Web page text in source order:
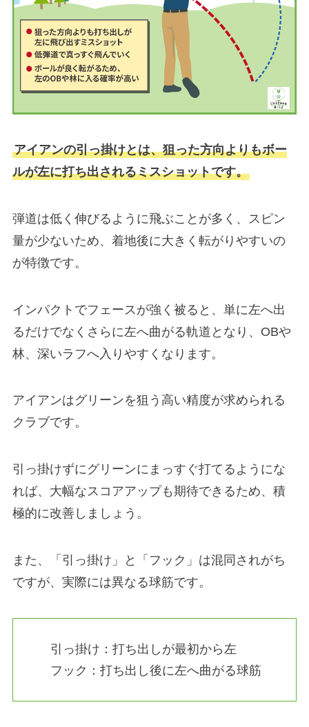
アイアンの引っ掛けとは、狙った方向よりもボー
ルが左に打ち出されるミスショットです。
弾道は低く伸びるように飛ぶことが多く、スピン
量が少ないため、着地後に大きく転がりやすいの
が特徴です。
インパクトでフェースが強く被ると、単に左へ出
るだけでなくさらに左へ曲がる軌道となり、OBや
林、深いラフへ入りやすくなります。
アイアンはグリーンを狙う高い精度が求められる
クラブです。
引っ掛けずにグリーンにまっすぐ打てるようにな
れば、大幅なスコアアップも期待できるため、積
極的に改善しましょう。
また、「引っ掛け」と「フック」は混同されがち
ですが、実際には異なる球筋です。
引っ掛け：打ち出しが最初から左
フック：打ち出し後に左へ曲がる球筋